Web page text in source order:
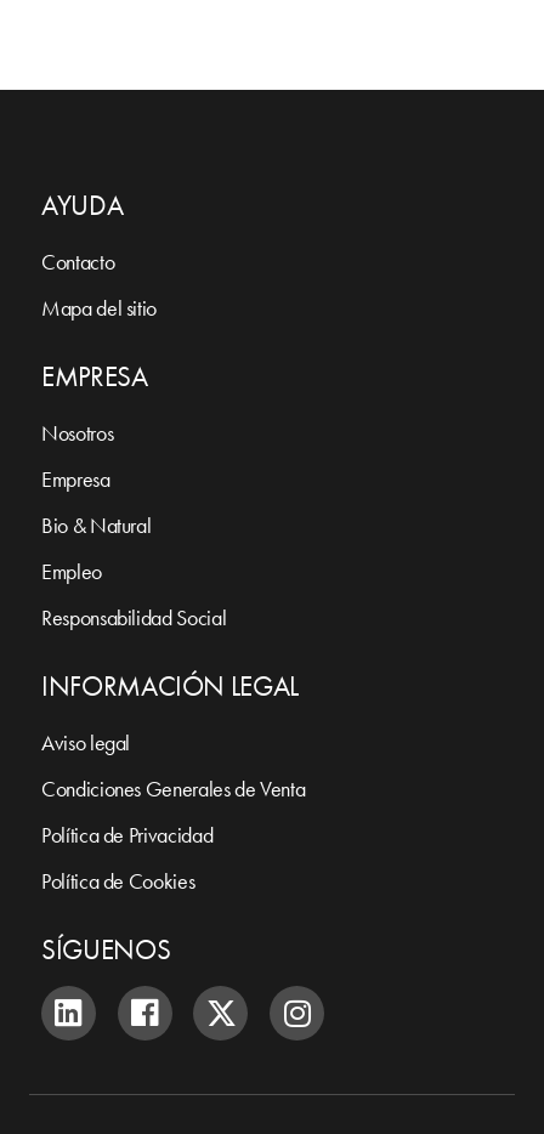
AYUDA
Contacto
Mapa del sitio
EMPRESA
Nosotros
Empresa
Bio & Natural
Empleo
Responsabilidad Social
INFORMACIÓN LEGAL
Aviso legal
Condiciones Generales de Venta
Política de Privacidad
Política de Cookies
SÍGUENOS